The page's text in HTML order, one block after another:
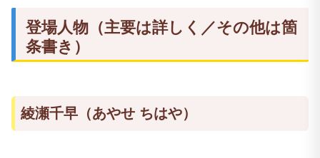
登場人物（主要は詳しく／その他は箇
条書き）
綾瀬千早（あやせ ちはや）